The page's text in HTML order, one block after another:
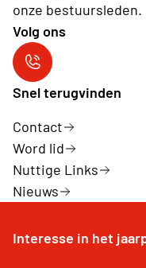
onze bestuursleden.
Volg ons
Neos Aartrijke
Snel terugvinden
Contact
Word lid
Nuttige Links
Nieuws
Interesse in het